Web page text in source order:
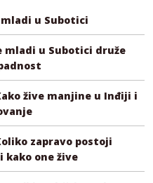
mladi u Subotici
mladi u Subotici druže
žive manjine u Inđiji i
zapravo postoji
one žive